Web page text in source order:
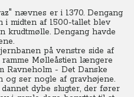
nævnes er i 1370. Dengang
midten af 1500-tallet blev
krudtmølle. Dengang havde
på venstre side af
Mølleåstien længere
Ravneholm - Det Danske
ser nogle af gravhøjene.
dybe slugter, der fører